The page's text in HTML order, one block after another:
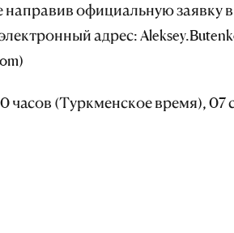
направив официальную заявку
адрес:
часов (Туркменское время), 07